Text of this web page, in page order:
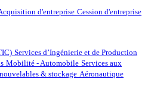
d'entreprise Cession d'entreprise
Services d’Ingénierie et de Production
Mobilité - Automobile Services aux
& stockage Aéronautique